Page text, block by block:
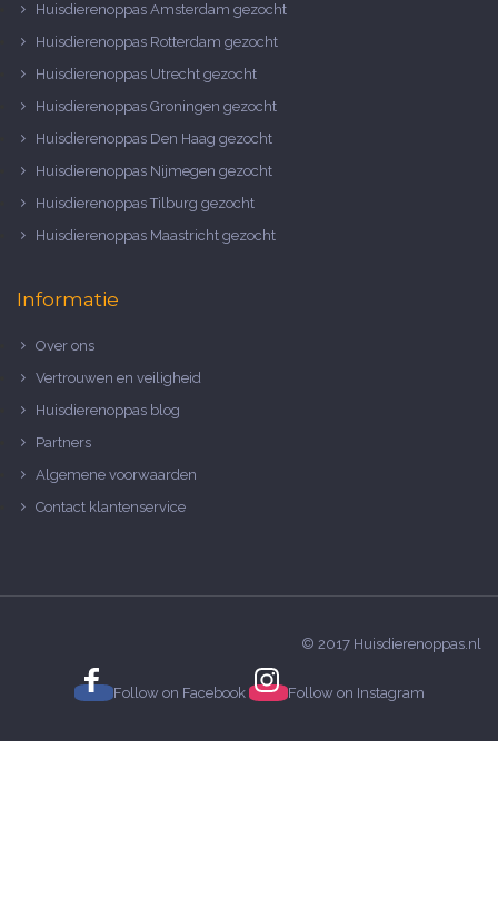
Huisdierenoppas Amsterdam gezocht
Huisdierenoppas Rotterdam gezocht
Huisdierenoppas Utrecht gezocht
Huisdierenoppas Groningen gezocht
Huisdierenoppas Den Haag gezocht
Huisdierenoppas Nijmegen gezocht
Huisdierenoppas Tilburg gezocht
Huisdierenoppas Maastricht gezocht
Informatie
Over ons
Vertrouwen en veiligheid
Huisdierenoppas blog
Partners
Algemene voorwaarden
Contact klantenservice
© 2017 Huisdierenoppas.nl
Follow on Facebook Follow on Instagram